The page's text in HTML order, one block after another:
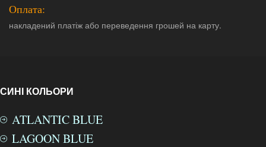
Оплата:
накладений платіж або переведення грошей на карту.
СИНІ КОЛЬОРИ
ATLANTIC BLUE
LAGOON BLUE